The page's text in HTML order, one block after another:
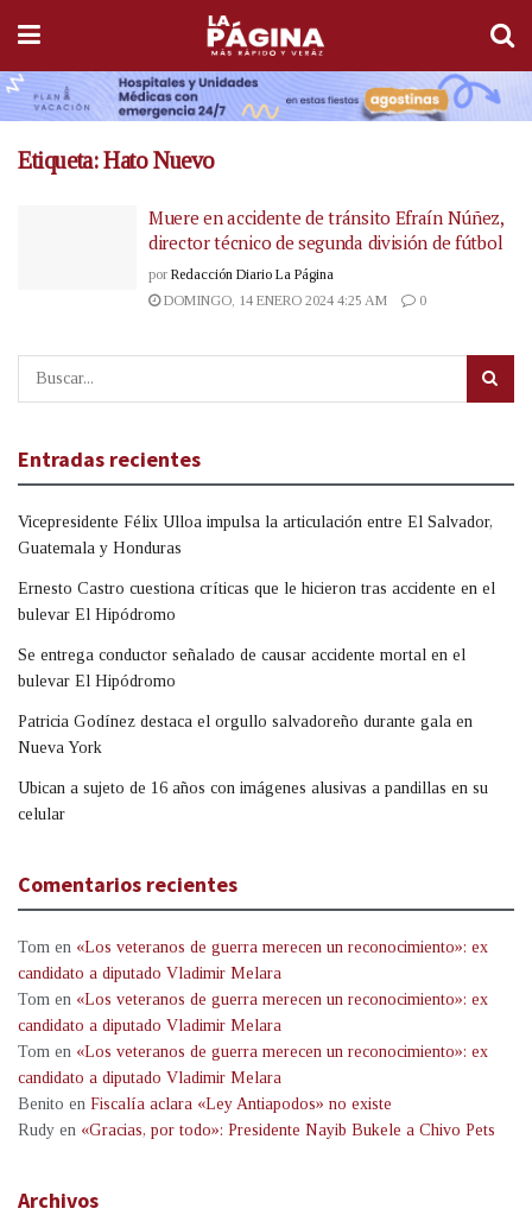
Etiqueta:Hato Nuevo
Muere en accidente de tránsito Efraín Núñez,
director técnico de segunda división de fútbol
por Redacción Diario La Página
DOMINGO, 14 ENERO 2024 4:25 AM
0
Entradas recientes
Vicepresidente Félix Ulloa impulsa la articulación entre El Salvador,
Guatemala y Honduras
Ernesto Castro cuestiona críticas que le hicieron tras accidente en el
bulevar El Hipódromo
Se entrega conductor señalado de causar accidente mortal en el
bulevar El Hipódromo
Patricia Godínez destaca el orgullo salvadoreño durante gala en
Nueva York
Ubican a sujeto de 16 años con imágenes alusivas a pandillas en su
celular
Comentarios recientes
Tom en «Los veteranos de guerra merecen un reconocimiento»: ex
candidato a diputado Vladimir Melara
Tom en «Los veteranos de guerra merecen un reconocimiento»: ex
candidato a diputado Vladimir Melara
Tom en «Los veteranos de guerra merecen un reconocimiento»: ex
candidato a diputado Vladimir Melara
Benito en Fiscalía aclara «Ley Antiapodos» no existe
Rudy en «Gracias, por todo»: Presidente Nayib Bukele a Chivo Pets
Archivos